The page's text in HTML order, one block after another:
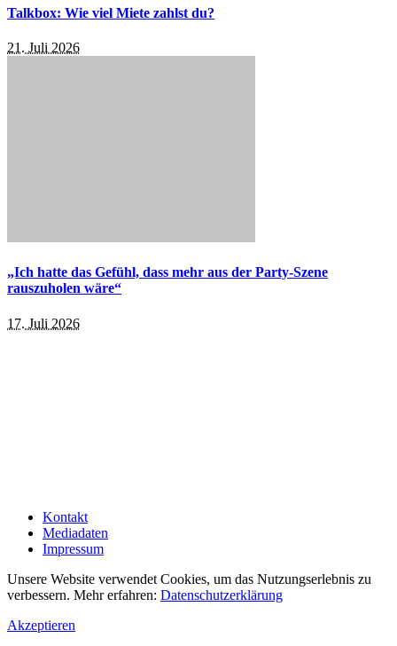
Talkbox: Wie viel Miete zahlst du?
21. Juli 2026
„Ich hatte das Gefühl, dass mehr aus der Party-Szene
rauszuholen wäre“
17. Juli 2026
Kontakt
Mediadaten
Impressum
Unsere Website verwendet Cookies, um das Nutzungserlebnis zu
verbessern. Mehr erfahren: Datenschutzerklärung
Akzeptieren